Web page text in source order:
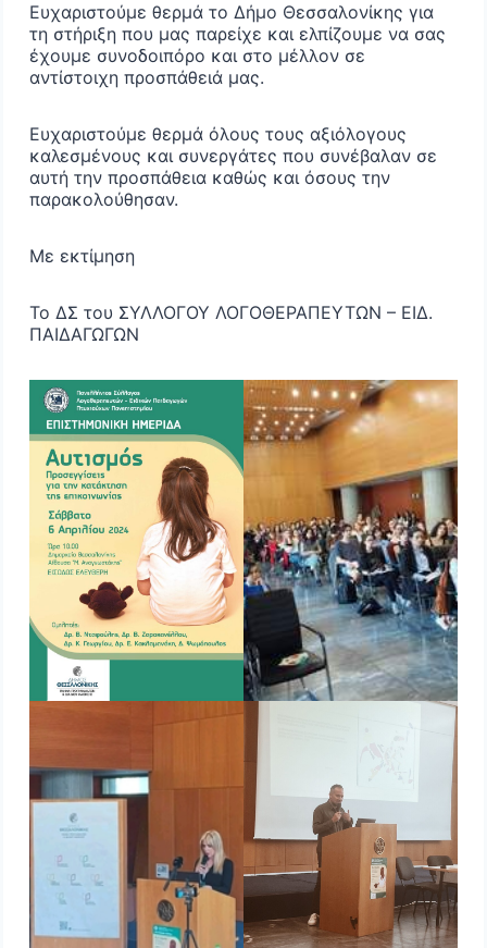
Ευχαριστούμε θερμά το Δήμο Θεσσαλονίκης για
τη στήριξη που μας παρείχε και ελπίζουμε να σας
έχουμε συνοδοιπόρο και στο μέλλον σε
αντίστοιχη προσπάθειά μας.
Ευχαριστούμε θερμά όλους τους αξιόλογους
καλεσμένους και συνεργάτες που συνέβαλαν σε
αυτή την προσπάθεια καθώς και όσους την
παρακολούθησαν.
Με εκτίμηση
Το ΔΣ του ΣΥΛΛΟΓΟΥ ΛΟΓΟΘΕΡΑΠΕΥΤΩΝ – ΕΙΔ.
ΠΑΙΔΑΓΩΓΩΝ